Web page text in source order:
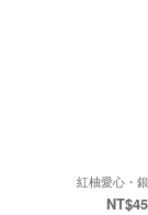
紅柚愛心・